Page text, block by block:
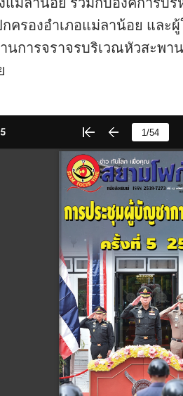
ครองอำเภอแม่ลาน้อย แล
นการจราจรบริเวณหัวสะพา